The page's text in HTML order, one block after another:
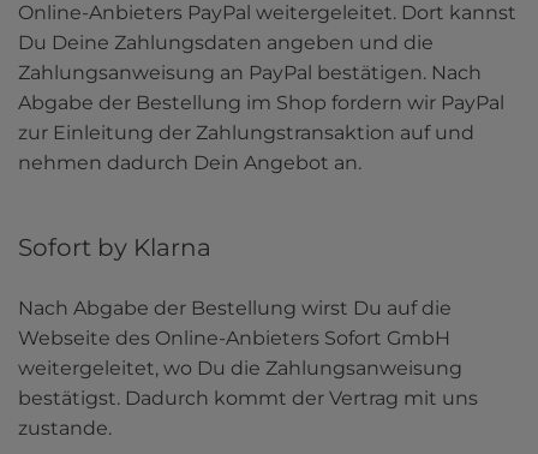
Online-Anbieters PayPal weitergeleitet. Dort kannst
Du Deine Zahlungsdaten angeben und die
Zahlungsanweisung an PayPal bestätigen. Nach
Abgabe der Bestellung im Shop fordern wir PayPal
zur Einleitung der Zahlungstransaktion auf und
nehmen dadurch Dein Angebot an.
Sofort by Klarna
Nach Abgabe der Bestellung wirst Du auf die
Webseite des Online-Anbieters Sofort GmbH
weitergeleitet, wo Du die Zahlungsanweisung
bestätigst. Dadurch kommt der Vertrag mit uns
zustande.